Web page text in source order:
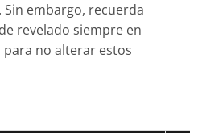
embargo, recuerda
revelado siempre en
no alterar estos